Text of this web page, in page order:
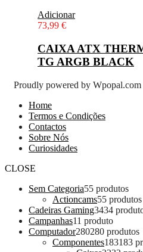
Adicionar
73,99 €
CAIXA ATX
TG ARGB BLACK
Proudly powered by Wpopal.com
Home
Termos e Condições
Contactos
Sobre Nós
Curiosidades
CLOSE
Sem Categoria55 produtos
Actioncams55 produtos
Cadeiras Gaming3434
Campanhas11 produto
Computador280280 produtos
Componentes183183